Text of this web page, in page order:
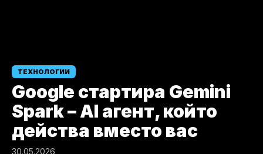
ТЕХНОЛОГИИ
Google стартира Gemini
Spark – AI агент, който
действа вместо вас
30.05.2026